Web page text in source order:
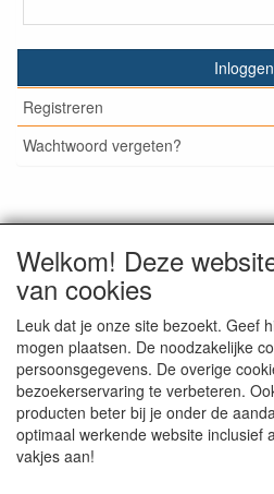
Inloggen
Registreren
Wachtwoord vergeten?
© Medisan Trading |
zijn inclusief BTW en exclusief
staat aangegeven.
Welkom! Deze
van cookies
Leuk dat je onze site bezoekt. Geef
mogen plaatsen. De noodzakelijke
persoonsgegevens. De overige
bezoekerservaring te verbeteren.
producten beter bij je onder de
optimaal werkende website inclusief
vakjes aan!